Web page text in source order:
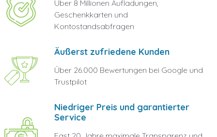
Über 8 Millionen Aufladungen,
Geschenkkarten und
Kontostandsabfragen
Äußerst zufriedene Kunden
Über 26.000 Bewertungen bei Google und
Trustpilot
Niedriger Preis und garantierter
Service